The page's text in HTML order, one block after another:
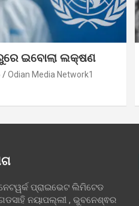
ଇବୋଲା ଲକ୍ଷଣ
Odian Media Network1
ପ୍ରାଇଭେଟ ଲିମିଟେଡ
ନୟାପଲ୍ଲୀ , ଭୁବନେଶ୍ଵର